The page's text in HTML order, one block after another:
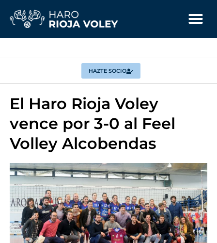
HAZTE SOCIO
El Haro Rioja Voley
vence por 3-0 al Feel
Volley Alcobendas